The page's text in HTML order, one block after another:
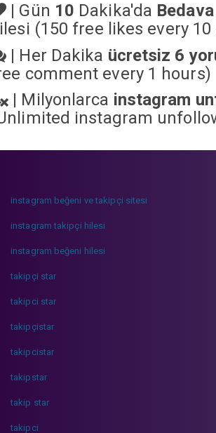
| Gün 10 Dakika'da
(150 free likes every
| Her Dakika ücretsiz 6
comment every 1 hours)
| Milyonlarca instagram
instagram
instagram beğeni ve takipçi sitesi
instagram takipçi hilesi
instagram beğeni hilesi
takipçi star
takipci star
takipçistar
takipcistar
takipstar
takip star
takipci